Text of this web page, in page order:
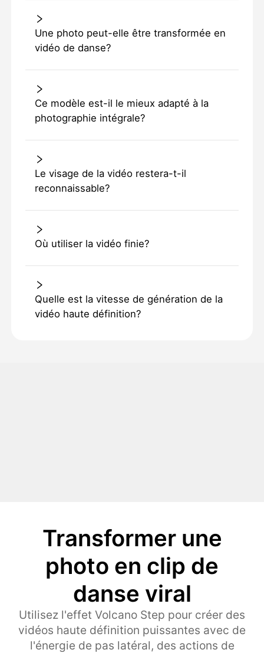
Une photo peut-elle être transformée en
vidéo de danse?
Ce modèle est-il le mieux adapté à la
photographie intégrale?
Le visage de la vidéo restera-t-il
reconnaissable?
Où utiliser la vidéo finie?
Quelle est la vitesse de génération de la
vidéo haute définition?
Transformer une
photo en clip de
danse viral
Utilisez l'effet Volcano Step pour créer des
vidéos haute définition puissantes avec de
l'énergie de pas latéral, des actions de